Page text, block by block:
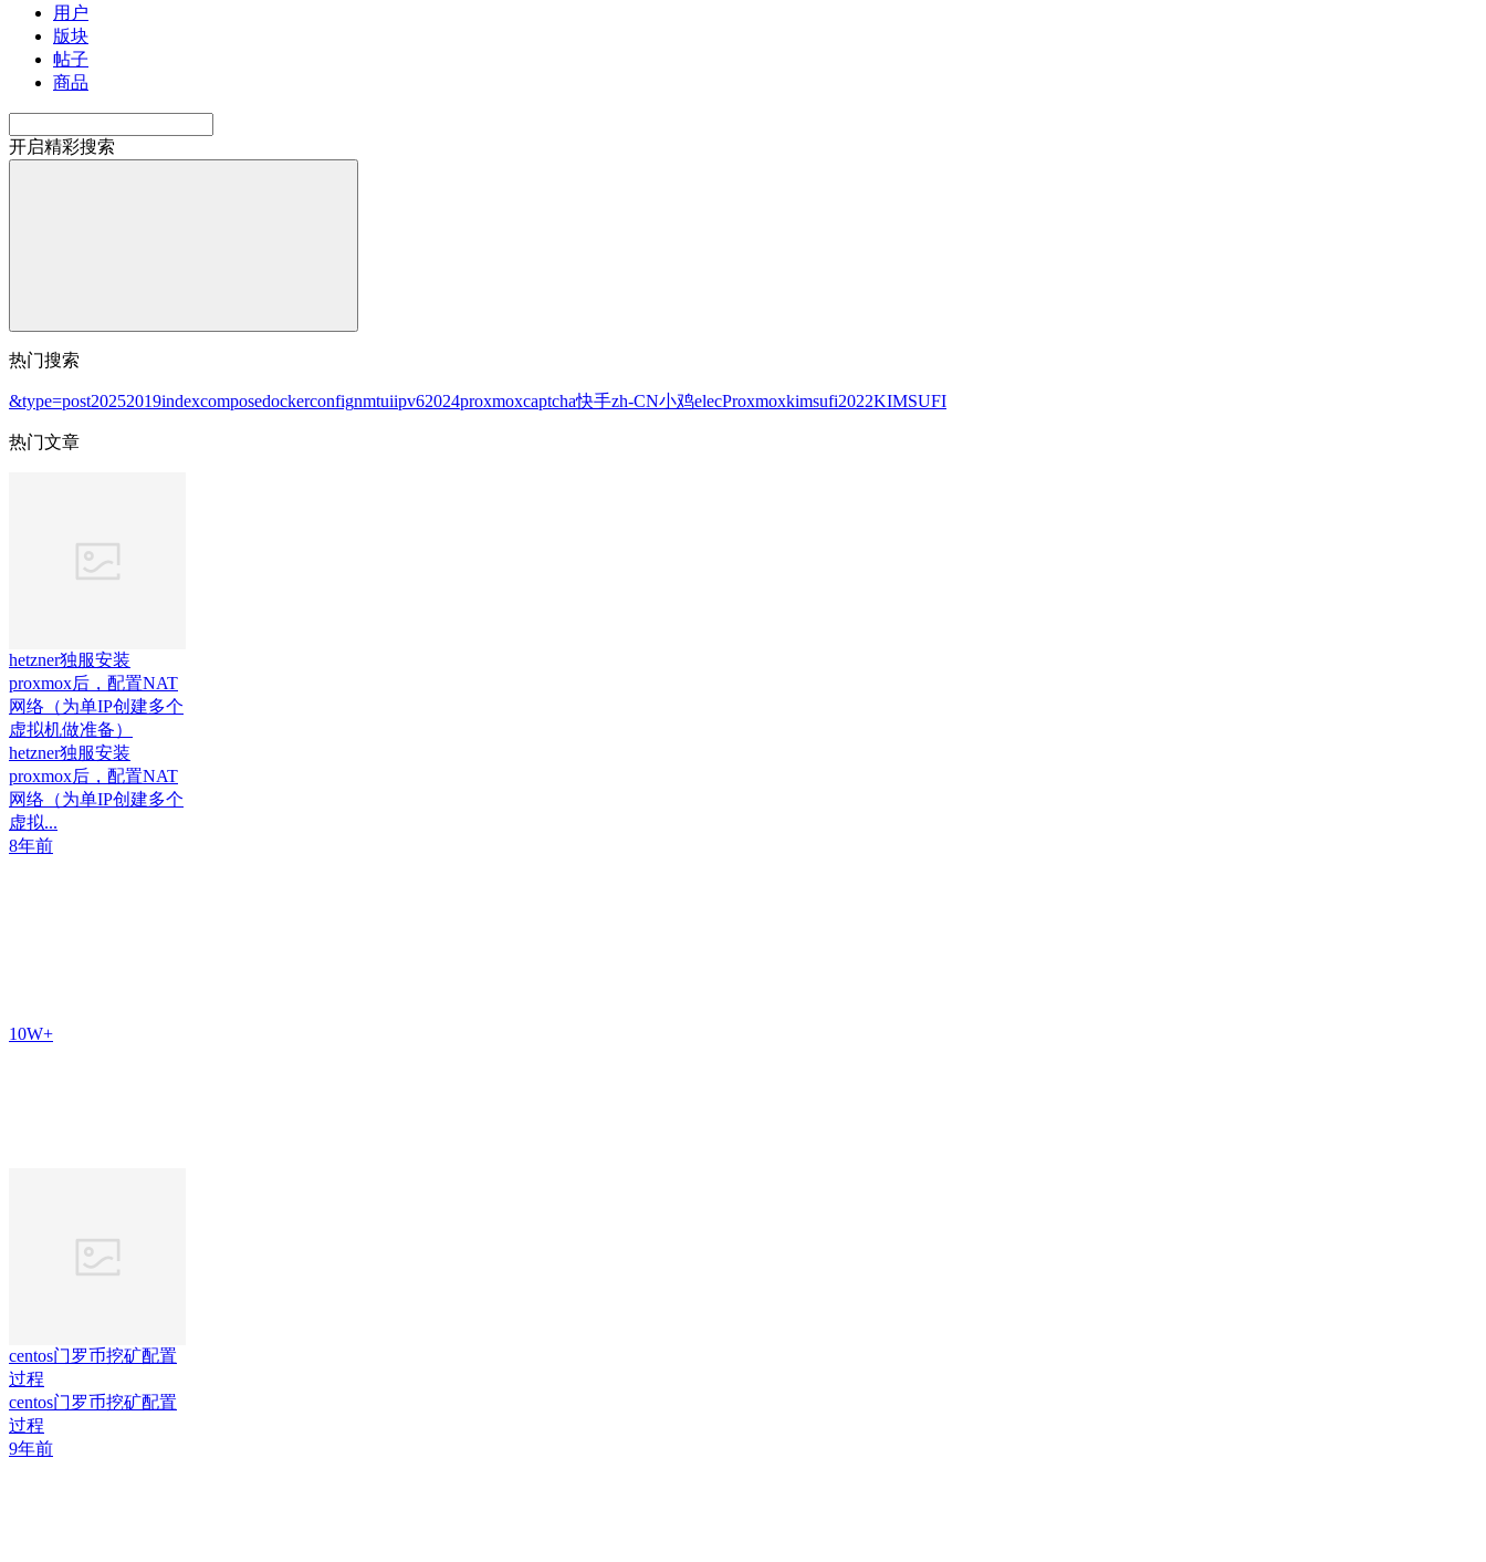
用户
版块
帖子
商品
开启精彩搜索
热门搜索
&type=post20252019indexcomposedockerconfignmtuiipv62024proxmoxcaptcha快手zh-CN小鸡elecProxmoxkimsufi2022KIMSUFI
热门文章
hetzner独服安装
proxmox后，配置NAT
网络（为单IP创建多个
虚拟机做准备）
hetzner独服安装
proxmox后，配置NAT
网络（为单IP创建多个
虚拟...
8年前
10W+
centos门罗币挖矿配置
过程
centos门罗币挖矿配置
过程
9年前